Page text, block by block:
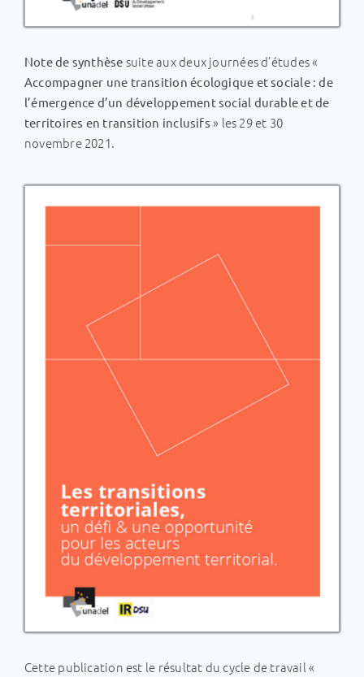
Note de synthèse suite aux deux journées d’études «
Accompagner une transition écologique et sociale : de
l’émergence d’un développement social durable et de
territoires en transition inclusifs » les 29 et 30
novembre 2021.
Cette publication est le résultat du cycle de travail «